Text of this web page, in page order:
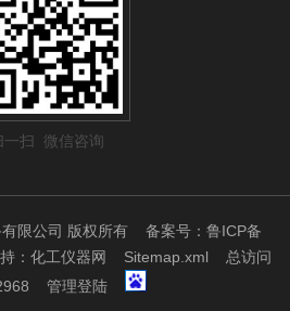
一扫 微信咨询
有限公司 版权所有备案号：鲁ICP备
：化工仪器网 Sitemap.xml 总访问
管理登陆